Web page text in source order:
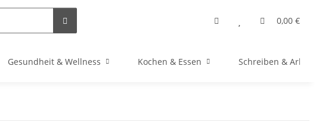
0,00 €
Gesundheit & Wellness Kochen & Essen Schreiben &